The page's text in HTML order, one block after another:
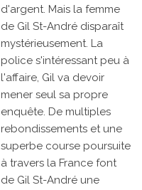
d'argent. Mais la femme
de Gil St-André disparaît
mystérieusement. La
police s'intéressant peu à
l'affaire, Gil va devoir
mener seul sa propre
enquête. De multiples
rebondissements et une
superbe course poursuite
à travers la France font
de Gil St-André une